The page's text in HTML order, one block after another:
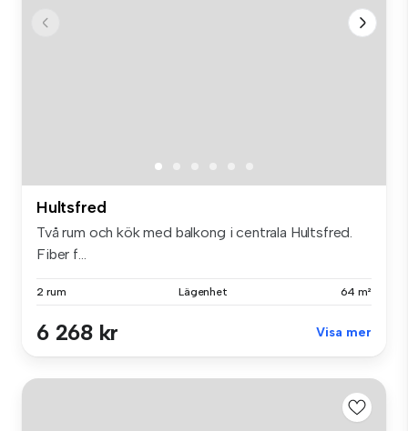
Hultsfred
Två rum och kök med balkong i centrala Hultsfred.
Fiber f...
2 rum Lägenhet 64 m²
6 268 kr Visa mer